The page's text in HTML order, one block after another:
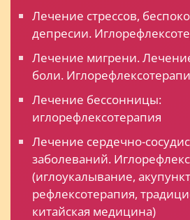
Лечение стрессов,
депресии.
Лечение мигрени.
боли.
Лечение бессонницы:
иглорефлексотерапия
Лечение сердечно-
заболеваний.
(иглоукалывание,
рефлексотерапия,
китайская медицина)